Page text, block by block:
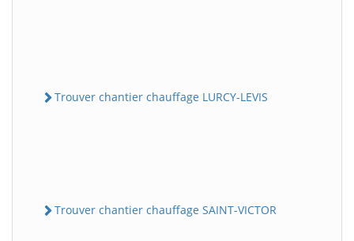
Trouver chantier chauffage LURCY-LEVIS
Trouver chantier chauffage SAINT-VICTOR